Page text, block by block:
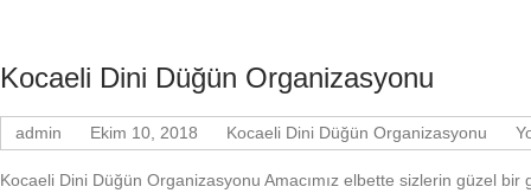
Kocaeli Dini Düğün Organizasyonu
admin Ekim 10, 2018 Kocaeli Dini Düğün Organizasyonu
Kocaeli Dini Düğün Organizasyonu Amacımız elbette sizlerin güzel bir